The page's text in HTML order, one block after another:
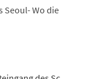
Seoul- Wo die